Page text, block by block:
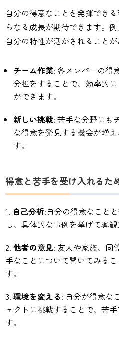
自分の得意なことを発揮でき
らなる成長が期待できます。
自分の特性が活かされることが
チーム作業: 各メンバーの得
分担をすることで、効率的
ができます。
新しい挑戦: 苦手な分野にも
な得意を発見する機会が増
す。
得意と苦手を受け入れるた
自己分析:自分の得意なこと
し、具体的な事例を挙げて客観
他者の意見: 友人や家族、同
手なことについて聞いてみる
す。
環境を変える: 自分が得意な
ェクトに挑戦することで、苦
す。